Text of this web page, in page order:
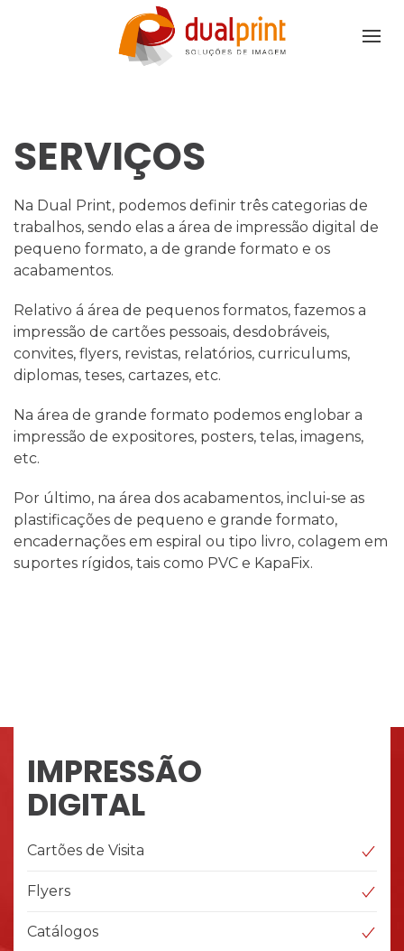
SERVIÇOS
Na Dual Print, podemos definir três categorias de
trabalhos, sendo elas a área de impressão digital de
pequeno formato, a de grande formato e os
acabamentos.
Relativo á área de pequenos formatos, fazemos a
impressão de cartões pessoais, desdobráveis,
convites, flyers, revistas, relatórios, curriculums,
diplomas, teses, cartazes, etc.
Na área de grande formato podemos englobar a
impressão de expositores, posters, telas, imagens,
etc.
Por último, na área dos acabamentos, inclui-se as
plastificações de pequeno e grande formato,
encadernações em espiral ou tipo livro, colagem em
suportes rígidos, tais como PVC e KapaFix.
IMPRESSÃO
DIGITAL
Cartões de Visita
Flyers
Catálogos